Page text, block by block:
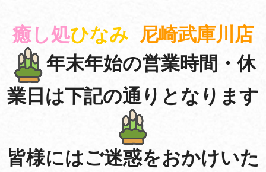
癒し処ひなみ
尼崎武庫川店
年末年始の営業時間・休
業日は下記の通りとなります
皆様にはご迷惑をおかけいた